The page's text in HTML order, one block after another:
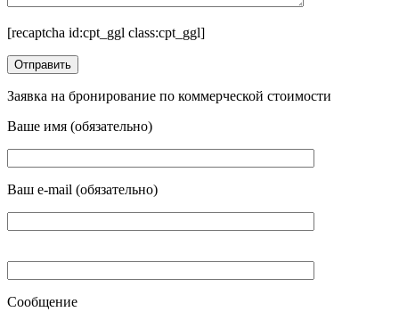
[recaptcha id:cpt_ggl class:cpt_ggl]
Заявка на бронирование по коммерческой стоимости
Ваше имя (обязательно)
Ваш e-mail (обязательно)
Сообщение